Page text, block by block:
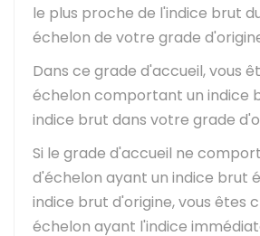
le plus proche de l'indice brut
échelon de votre grade
Dans ce grade d'accueil, vous
échelon comportant un indice
indice brut dans votre grade
Si le grade d'accueil ne
d'échelon ayant un indice brut
indice brut d'origine, vous êtes
échelon ayant l'indice